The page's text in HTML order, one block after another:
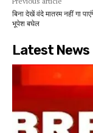
बिना देखें वंदे मातरम नहीं गा
भूपेश बघेल
Latest News